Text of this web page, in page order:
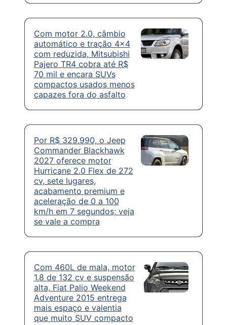
Com motor 2.0, câmbio
automático e tração 4×4
com reduzida, Mitsubishi
Pajero TR4 cobra até R$
70 mil e encara SUVs
compactos usados menos
capazes fora do asfalto
Por R$ 329.990, o Jeep
Commander Blackhawk
2027 oferece motor
Hurricane 2.0 Flex de 272
cv, sete lugares,
acabamento premium e
aceleração de 0 a 100
km/h em 7 segundos; veja
se vale a compra
Com 460L de mala, motor
1.8 de 132 cv e suspensão
alta, Fiat Palio Weekend
Adventure 2015 entrega
mais espaço e valentia
que muito SUV compacto